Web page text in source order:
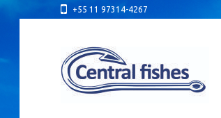
+55 11 97314-4267